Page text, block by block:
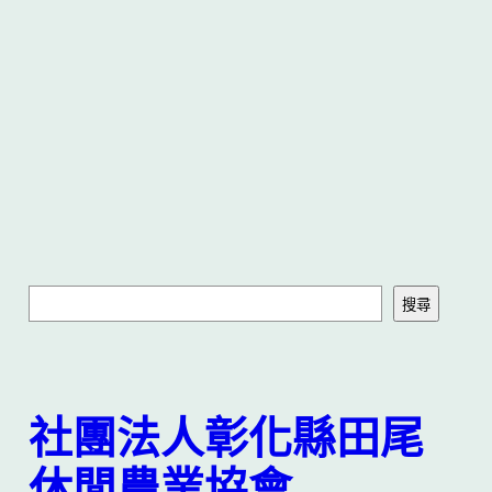
尋
搜尋
社團法人彰化縣田尾